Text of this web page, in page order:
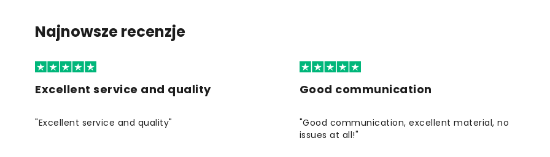
Najnowsze recenzje
Excellent service and quality
"Excellent service and quality"
Good communication
"Good communication, excellent material, no
issues at all!"